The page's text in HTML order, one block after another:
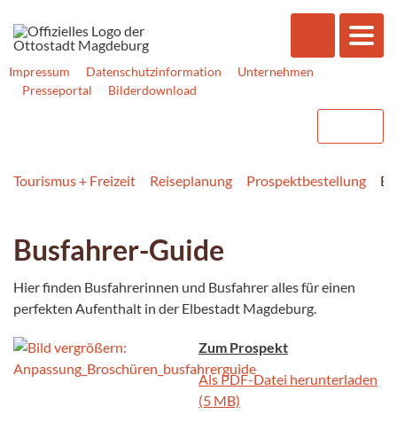
Impressum Datenschutzinformation
Unternehmen
Presseportal
Bilderdownload
Tourismus + Freizeit Reiseplanung Prospektbestellung
Busfahrer-Guide
Hier finden Busfahrerinnen und Busfahrer alles für einen
perfekten Aufenthalt in der Elbestadt Magdeburg.
Zum Prospekt
Als PDF-Datei herunterladen
(5 MB)